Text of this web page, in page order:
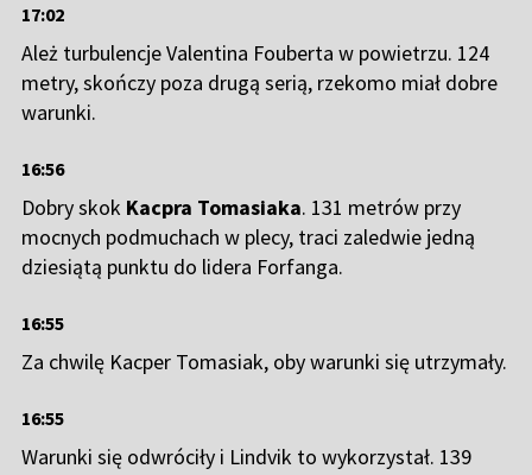
17:02
Ależ turbulencje Valentina Fouberta w powietrzu. 124
metry, skończy poza drugą serią, rzekomo miał dobre
warunki.
16:56
Dobry skok Kacpra Tomasiaka. 131 metrów przy
mocnych podmuchach w plecy, traci zaledwie jedną
dziesiątą punktu do lidera Forfanga.
16:55
Za chwilę Kacper Tomasiak, oby warunki się utrzymały.
16:55
Warunki się odwróciły i Lindvik to wykorzystał. 139